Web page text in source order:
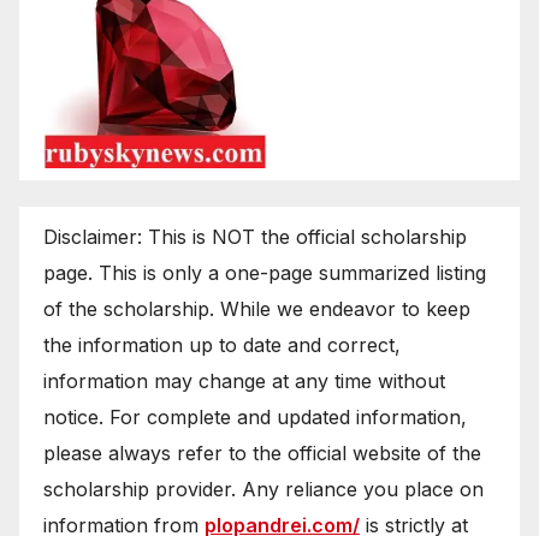
Disclaimer: This is NOT the official scholarship
page. This is only a one-page summarized listing
of the scholarship. While we endeavor to keep
the information up to date and correct,
information may change at any time without
notice. For complete and updated information,
please always refer to the official website of the
scholarship provider. Any reliance you place on
information from plopandrei.com/ is strictly at